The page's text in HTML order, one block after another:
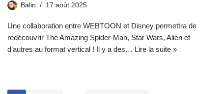
Balin 17 août 2025
Une collaboration entre WEBTOON et Disney permettra de
redécouvrir The Amazing Spider-Man, Star Wars, Alien et
d’autres au format vertical ! Il y a des… Lire la suite »